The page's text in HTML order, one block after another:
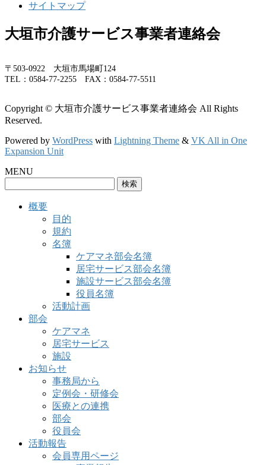
サイトマップ
大垣市介護サービス事業者連絡会
〒503-0922 大垣市馬場町124
TEL：0584-77-2255 FAX：0584-77-5511
Copyright © 大垣市介護サービス事業者連絡会 All Rights
Reserved.
Powered by WordPress with Lightning Theme & VK All in One
Expansion Unit
MENU
概要
目的
規約
名簿
ケアマネ部会名簿
居宅サービス部会名簿
施設サービス部会名簿
役員名簿
活動計画
部会
ケアマネ
居宅サービス
施設
お知らせ
事務局から
定例会・研修会
医療との連携
部会
役員会
活動報告
会員専用ページ